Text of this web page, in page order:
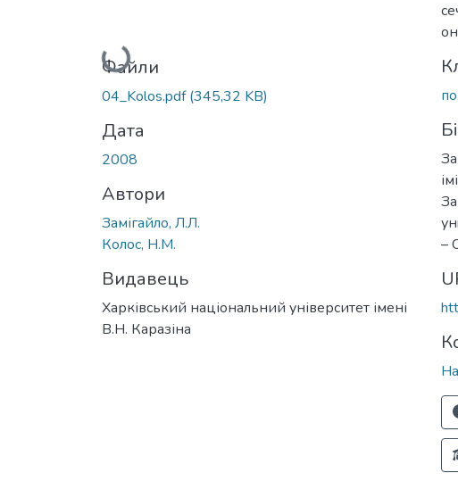
Вантажиться...
Файли
04_Kolos.pdf(345,32 KB)
Дата
2008
Автори
Замігайло, Л.Л.
Колос, Н.М.
Видавець
Харківський національний університет імені
В.Н. Каразіна
–